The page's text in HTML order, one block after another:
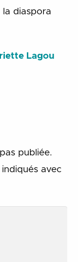
la diaspora
Lagou
publiée.
avec